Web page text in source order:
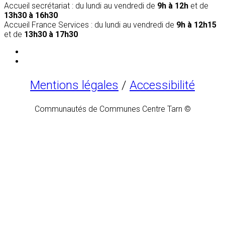
Accueil secrétariat : du lundi au vendredi de 9h à 12h et de
13h30 à 16h30
Accueil France Services : du lundi au vendredi de 9h à 12h15
et de 13h30 à 17h30
Mentions légales / Accessibilité
Communautés de Communes Centre Tarn ©